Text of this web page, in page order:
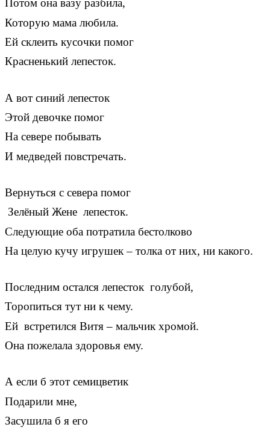
Потом она вазу разбила,
Которую мама любила.
Ей склеить кусочки помог
Красненький лепесток.
А вот синий лепесток
Этой девочке помог
На севере побывать
И медведей повстречать.
Вернуться с севера помог
Зелёный Жене лепесток.
Следующие оба потратила бестолково
На целую кучу игрушек – толка от них, ни какого.
Последним остался лепесток голубой,
Торопиться тут ни к чему.
Ей встретился Витя – мальчик хромой.
Она пожелала здоровья ему.
А если б этот семицветик
Подарили мне,
Засушила б я его